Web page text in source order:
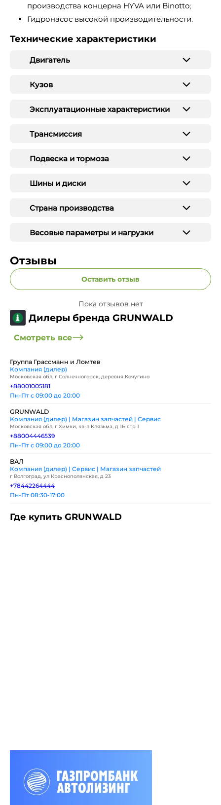
производства концерна HYVA или Binotto;
Гидронасос высокой производительности.
Технические характеристики
Двигатель
Кузов
Эксплуатационные характеристики
Трансмиссия
Подвеска и тормоза
Шины и диски
Страна производства
Весовые параметры и нагрузки
Отзывы
Оставить отзыв
Пока отзывов нет
Дилеры бренда GRUNWALD
Смотреть все
Группа Грассманн и Ломтев
Компания (дилер)
Московская обл, г Солнечногорск, деревня Кочугино
+88001005181
Пн-Пт с 09:00 до 20:00
GRUNWALD
Компания (дилер) | Магазин запчастей | Сервис
Московская обл, г Химки, кв-л Клязьма, д 1Б стр 1
+88004446539
Пн-Пт с 09:00 до 20:00
ВАЛ
Компания (дилер) | Сервис | Магазин запчастей
г Волгоград, ул Краснополянская, д 23
+78442264444
Пн-Пт 08:30-17:00
Где купить GRUNWALD